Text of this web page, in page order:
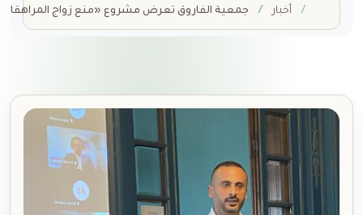
Homeأخبار جمعية الفاروق تعرض مشروع «منع زواج المراهقات»